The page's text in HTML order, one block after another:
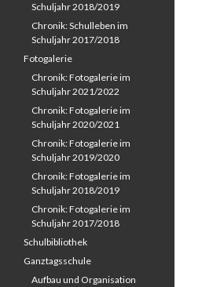
Schuljahr 2018/2019
Chronik: Schulleben im
Schuljahr 2017/2018
Fotogalerie
Chronik: Fotogalerie im
Schuljahr 2021/2022
Chronik: Fotogalerie im
Schuljahr 2020/2021
Chronik: Fotogalerie im
Schuljahr 2019/2020
Chronik: Fotogalerie im
Schuljahr 2018/2019
Chronik: Fotogalerie im
Schuljahr 2017/2018
Schulbibliothek
Ganztagsschule
Aufbau und Organisation